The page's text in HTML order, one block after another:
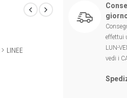
> LINEE
effettui
LUN-
vedi i